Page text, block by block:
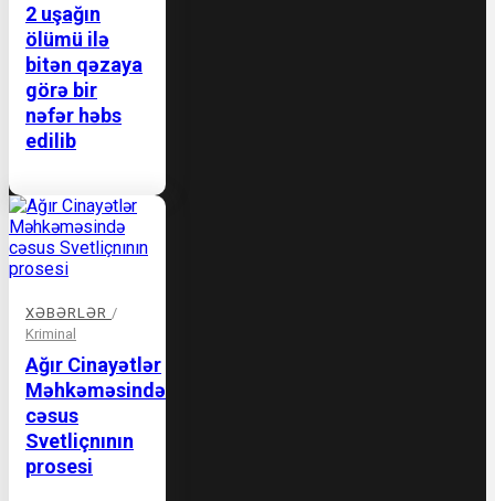
2 uşağın
ölümü ilə
bitən qəzaya
görə bir
nəfər həbs
edilib
XƏBƏRLƏR /
Kriminal
Ağır Cinayətlər
Məhkəməsində
cəsus
Svetliçnının
prosesi